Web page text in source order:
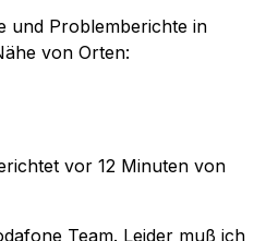
und Problemberichte in
von Orten:
vor 12 Minuten von
Team. Leider muß ich